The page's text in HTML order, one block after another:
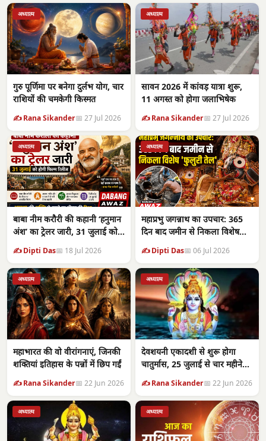
अध्यात्म
गुरु पूर्णिमा पर बनेगा दुर्लभ योग, चार
राशियों की चमकेगी किस्मत
✍️ Rana Sikander📅 27 Jul 2026
अध्यात्म
सावन 2026 में कांवड़ यात्रा शुरू,
11 अगस्त को होगा जलाभिषेक
✍️ Rana Sikander📅 27 Jul 2026
अध्यात्म
बाबा नीम करौरी की कहानी ‘हनुमान
अंश’ का ट्रेलर जारी, 31 जुलाई को
✍️ Dipti Das📅 18 Jul 2026
अध्यात्म
महाप्रभु जगन्नाथ का उपचार: 365
दिन बाद जमीन से निकला विशेष
✍️ Dipti Das📅 06 Jul 2026
अध्यात्म
महाभारत की वो वीरांगनाएं, जिनकी
शक्तियां इतिहास के पन्नों में छिप गईं
✍️ Rana Sikander📅 22 Jun 2026
अध्यात्म
देवशयनी एकादशी से शुरू होगा
चातुर्मास, 25 जुलाई से चार महीने
✍️ Rana Sikander📅 22 Jun 2026
अध्यात्म अध्यात्म